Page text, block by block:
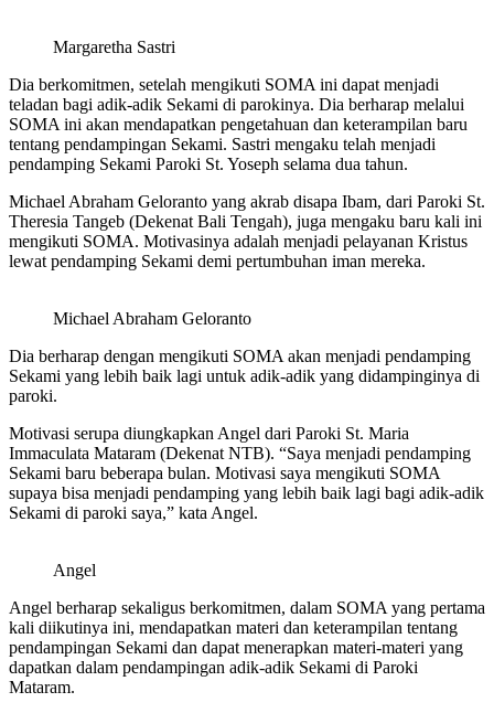
Margaretha Sastri
Dia berkomitmen, setelah mengikuti SOMA ini dapat menjadi
teladan bagi adik-adik Sekami di parokinya. Dia berharap melalui
SOMA ini akan mendapatkan pengetahuan dan keterampilan baru
tentang pendampingan Sekami. Sastri mengaku telah menjadi
pendamping Sekami Paroki St. Yoseph selama dua tahun.
Michael Abraham Geloranto yang akrab disapa Ibam, dari Paroki St.
Theresia Tangeb (Dekenat Bali Tengah), juga mengaku baru kali ini
mengikuti SOMA. Motivasinya adalah menjadi pelayanan Kristus
lewat pendamping Sekami demi pertumbuhan iman mereka.
Michael Abraham Geloranto
Dia berharap dengan mengikuti SOMA akan menjadi pendamping
Sekami yang lebih baik lagi untuk adik-adik yang didampinginya di
paroki.
Motivasi serupa diungkapkan Angel dari Paroki St. Maria
Immaculata Mataram (Dekenat NTB). “Saya menjadi pendamping
Sekami baru beberapa bulan. Motivasi saya mengikuti SOMA
supaya bisa menjadi pendamping yang lebih baik lagi bagi adik-adik
Sekami di paroki saya,” kata Angel.
Angel
Angel berharap sekaligus berkomitmen, dalam SOMA yang pertama
kali diikutinya ini, mendapatkan materi dan keterampilan tentang
pendampingan Sekami dan dapat menerapkan materi-materi yang
dapatkan dalam pendampingan adik-adik Sekami di Paroki
Mataram.